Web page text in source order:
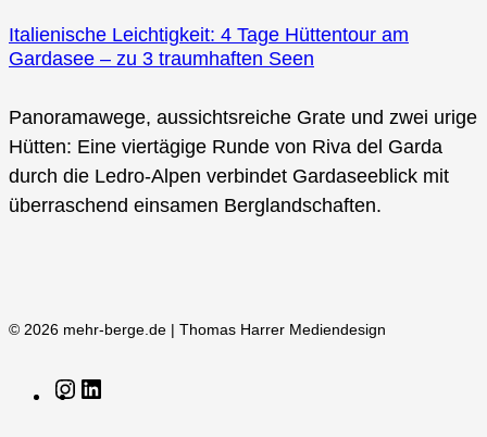
Italienische Leichtigkeit: 4 Tage Hüttentour am
Gardasee – zu 3 traumhaften Seen
Panoramawege, aussichtsreiche Grate und zwei urige
Hütten: Eine viertägige Runde von Riva del Garda
durch die Ledro-Alpen verbindet Gardaseeblick mit
überraschend einsamen Berglandschaften.
© 2026 mehr-berge.de | Thomas Harrer Mediendesign
Instagram